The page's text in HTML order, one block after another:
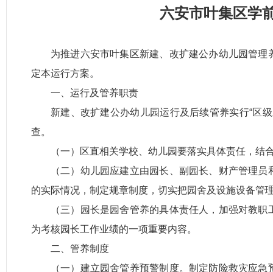
六安市叶集区学
为推进六安市叶集区新建、改扩建公办幼儿园管
定本运行方案。
一、运行及管养职责
新建、改扩建公办幼儿园运行及后续管养实行“区
查。
（一）区直相关学校、幼儿园要落实具体责任，
（二）幼儿园应建立由园长、副园长、财产管理
的实际情况，制定规章制度，切实把园舍及设施设备管
（三）园长是园舍管养的具体责任人，加强对教
为考核园长工作业绩的一项重要内容。
二、管养制度
（一）建立园舍管养预警制度。制定防险救灾应